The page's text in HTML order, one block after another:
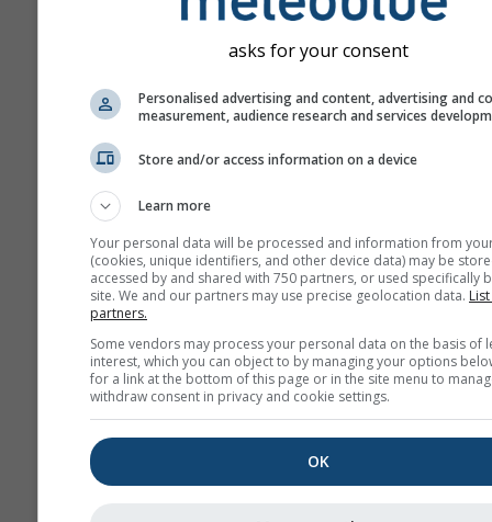
Vašu adresu e-pošte ne dijelimo s
pravilima privatnosti. Korištenjem
Više vremenskih podataka
asks for your consent
Personalised advertising and content, advertising and
measurement, audience research and services
Store and/or access information on a device
Learn more
Your personal data will be processed and information from
(cookies, unique identifiers, and other device data) may be
accessed by and shared with 750 partners, or used specifically
site. We and our partners may use precise geolocation data.
partners.
Some vendors may process your personal data on the basis of
interest, which you can object to by managing your options
for a link at the bottom of this page or in the site menu to
withdraw consent in privacy and cookie settings.
OK